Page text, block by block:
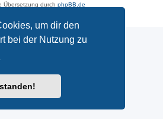
um dir den
bei der Nutzung zu
Übersetzung durch phpBB.de